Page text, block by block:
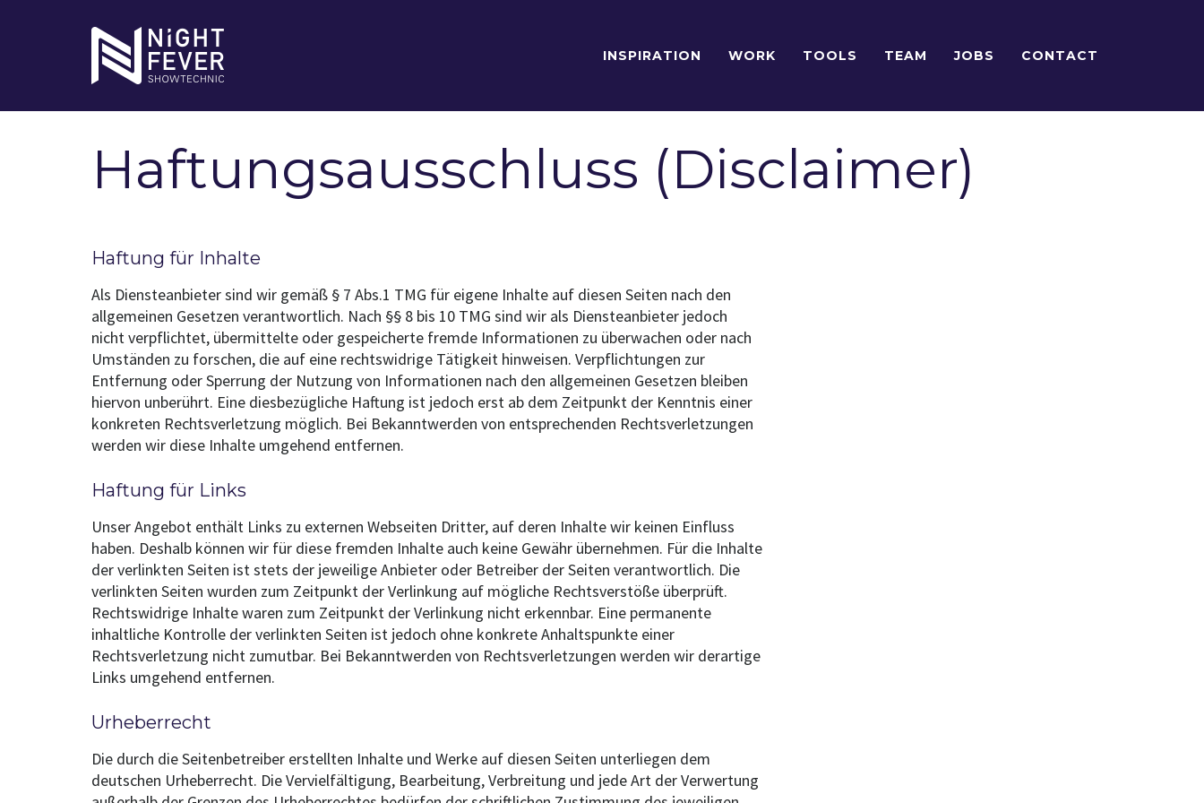
INSPIRATION WORK TOOLS TEAM JOBS CONTACT
Haftungsausschluss (Disclaimer)
Haftung für Inhalte
Als Diensteanbieter sind wir gemäß § 7 Abs.1 TMG für eigene Inhalte auf diesen Seiten nach den
allgemeinen Gesetzen verantwortlich. Nach §§ 8 bis 10 TMG sind wir als Diensteanbieter jedoch
nicht verpflichtet, übermittelte oder gespeicherte fremde Informationen zu überwachen oder nach
Umständen zu forschen, die auf eine rechtswidrige Tätigkeit hinweisen. Verpflichtungen zur
Entfernung oder Sperrung der Nutzung von Informationen nach den allgemeinen Gesetzen bleiben
hiervon unberührt. Eine diesbezügliche Haftung ist jedoch erst ab dem Zeitpunkt der Kenntnis einer
konkreten Rechtsverletzung möglich. Bei Bekanntwerden von entsprechenden Rechtsverletzungen
werden wir diese Inhalte umgehend entfernen.
Haftung für Links
Unser Angebot enthält Links zu externen Webseiten Dritter, auf deren Inhalte wir keinen Einfluss
haben. Deshalb können wir für diese fremden Inhalte auch keine Gewähr übernehmen. Für die Inhalte
der verlinkten Seiten ist stets der jeweilige Anbieter oder Betreiber der Seiten verantwortlich. Die
verlinkten Seiten wurden zum Zeitpunkt der Verlinkung auf mögliche Rechtsverstöße überprüft.
Rechtswidrige Inhalte waren zum Zeitpunkt der Verlinkung nicht erkennbar. Eine permanente
inhaltliche Kontrolle der verlinkten Seiten ist jedoch ohne konkrete Anhaltspunkte einer
Rechtsverletzung nicht zumutbar. Bei Bekanntwerden von Rechtsverletzungen werden wir derartige
Links umgehend entfernen.
Urheberrecht
Die durch die Seitenbetreiber erstellten Inhalte und Werke auf diesen Seiten unterliegen dem
deutschen Urheberrecht. Die Vervielfältigung, Bearbeitung, Verbreitung und jede Art der Verwertung